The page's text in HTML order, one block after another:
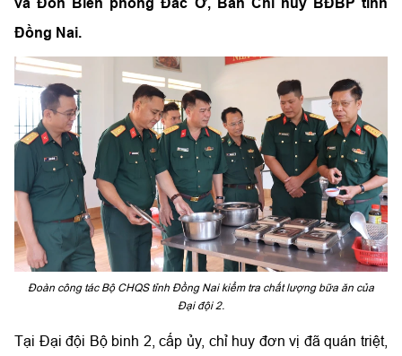
Đồng Nai.
Đoàn công tác Bộ CHQS tỉnh Đồng Nai kiểm tra chất lượng bữa ăn của
Đại đội 2.
Tại Đại đội Bộ binh 2, cấp ủy, chỉ huy đơn vị đã quán triệt,